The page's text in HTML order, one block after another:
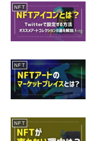
NFT
NFT
NFT